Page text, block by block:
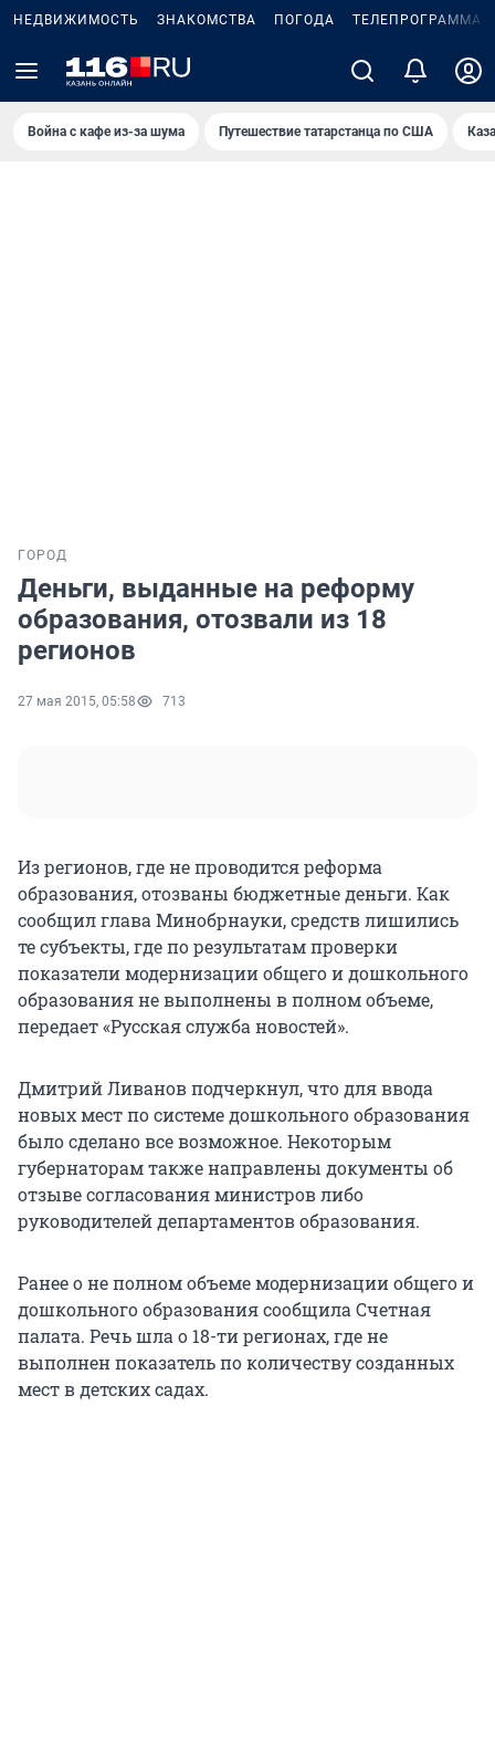
НЕДВИЖИМОСТЬ ЗНАКОМСТВА ПОГОДА ТЕЛЕПРОГРАММА
Война с кафе из-за шума Путешествие татарстанца по США
ГОРОД
Деньги, выданные на реформу
образования, отозвали из 18
регионов
27 мая 2015, 05:58 713
Из регионов, где не проводится реформа
образования, отозваны бюджетные деньги. Как
сообщил глава Минобрнауки, средств лишились
те субъекты, где по результатам проверки
показатели модернизации общего и дошкольного
образования не выполнены в полном объеме,
передает «Русская служба новостей».
Дмитрий Ливанов подчеркнул, что для ввода
новых мест по системе дошкольного образования
было сделано все возможное. Некоторым
губернаторам также направлены документы об
отзыве согласования министров либо
руководителей департаментов образования.
Ранее о не полном объеме модернизации общего и
дошкольного образования сообщила Счетная
палата. Речь шла о 18-ти регионах, где не
выполнен показатель по количеству созданных
мест в детских садах.